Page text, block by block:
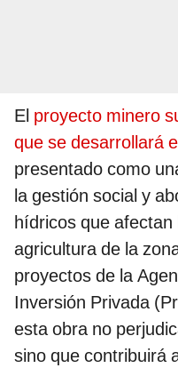
El proyecto minero
que se desarrollará
presentado como
la gestión social y
hídricos que
agricultura de la
proyectos de la
Inversión Privada
esta obra no
sino que contribuirá